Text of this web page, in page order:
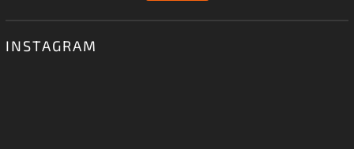
INSTAGRAM